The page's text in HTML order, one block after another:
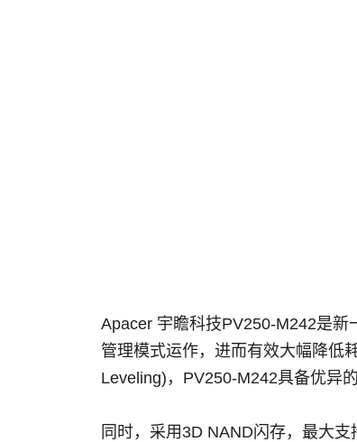
Apacer 宇瞻科技PV250-M242是
管理模式运作，进而有效大幅降低
Leveling)，PV250-M242具备优异
同时，采用3D NAND闪存，最大